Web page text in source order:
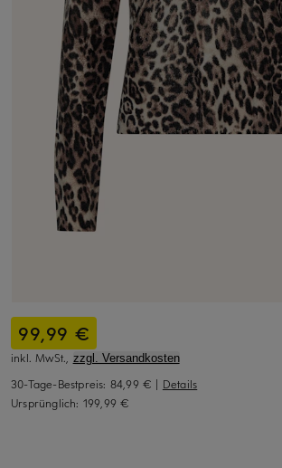
99,99 €
inkl. MwSt., zzgl. Versandkosten
30-Tage-Bestpreis: 84,99 € | Details
Ursprünglich: 199,99 €